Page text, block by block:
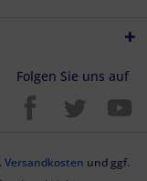
Folgen Sie uns auf
Versandkosten und ggf.